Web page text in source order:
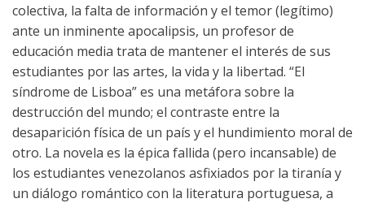
colectiva, la falta de información y el temor (legítimo)
ante un inminente apocalipsis, un profesor de
educación media trata de mantener el interés de sus
estudiantes por las artes, la vida y la libertad. “El
síndrome de Lisboa” es una metáfora sobre la
destrucción del mundo; el contraste entre la
desaparición física de un país y el hundimiento moral de
otro. La novela es la épica fallida (pero incansable) de
los estudiantes venezolanos asfixiados por la tiranía y
un diálogo romántico con la literatura portuguesa, a